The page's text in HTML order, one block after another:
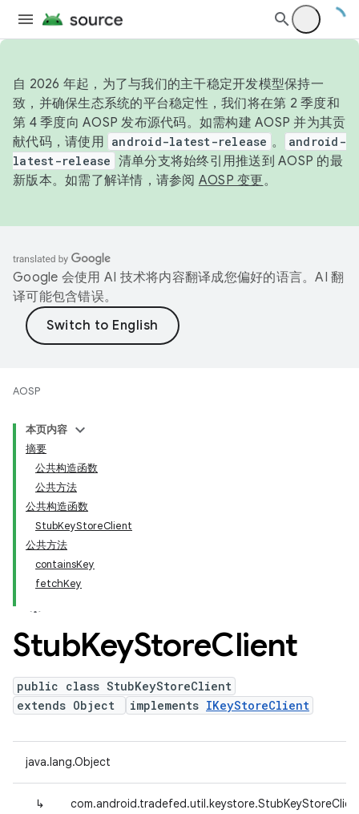
自 2026 年起，为了与我们的主干稳定开发模型保持一
致，并确保生态系统的平台稳定性，我们将在第 2 季度和
第 4 季度向 AOSP 发布源代码。如需构建 AOSP 并为其贡
献代码，请使用 android-latest-release 。
android-
latest-release 清单分支将始终引用推送到 AOSP 的最
新版本。如需了解详情，请参阅 AOSP 变更。
Google 会使用 AI 技术将内容翻译成您偏好的语言。AI 翻
译可能包含错误。
AOSP
本页内容
摘要
公共构造函数
公共方法
公共构造函数
StubKeyStoreClient
公共方法
containsKey
fetchKey
StubKeyStoreClient
public class StubKeyStoreClient
extends Object
implements IKeyStoreClient
java.lang.Object
↳